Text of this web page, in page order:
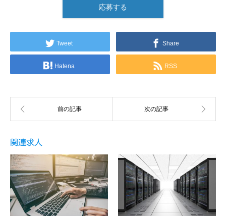
応募する
Tweet Share
Hatena RSS
関連求人